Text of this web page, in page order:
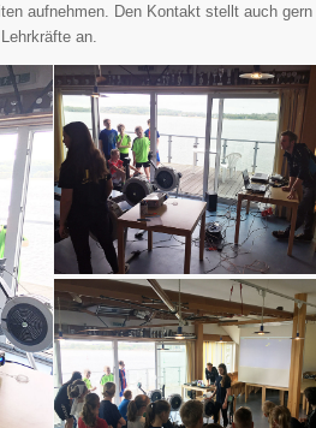
aufnehmen. Den Kontakt stellt auch gern
an.